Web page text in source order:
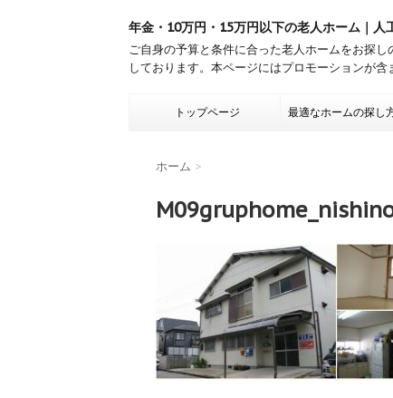
年金・10万円・15万円以下の老人ホーム｜人
ご自身の予算と条件に合った老人ホームをお探
しております。本ページにはプロモーションが含
トップページ 最適なホームの探し
ホーム >